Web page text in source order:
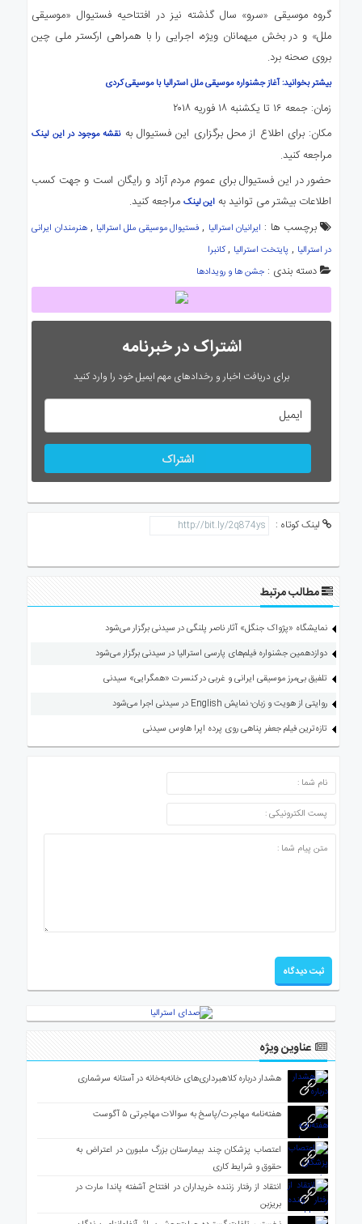
گروه موسیقی «سرو» سال گذشته نیز در افتتاحیه فستیوال «موسیقی
ملل» و در بخش میهمانان ویژه، اجرایی را با همراهی ارکستر ملی چین
بروی صحنه برد.
بیشتر بخوانید: آغاز جشنواره موسیقی ملل استرالیا با موسیقی کردی
زمان: جمعه ۱۶ تا یکشنبه ۱۸ فوریه ۲۰۱۸
مکان: برای اطلاع از محل برگزاری این فستیوال بهنقشه موجود در این لینک
مراجعه کنید.
حضور در این فستیوال برای عموم مردم آزاد و رایگان است و جهت کسب
اطلاعات بیشتر می توانید به این لینکمراجعه کنید.
برچسب ها : ایرانیان استرالیا , فستیوال موسیقی ملل استرالیا ,هنرمندان ایرانی
در استرالیا , پایتخت استرالیا ,کانبرا
دسته بندی : جشن ها و رویدادها
اشتراک در خبرنامه
برای دریافت اخبار و رخدادهای مهم ایمیل خود را وارد کنید
اشتراک
لینک کوتاه :
مطالب مرتبط
نمایشگاه «پژواک‌ جنگل» آثار ناصر پلنگی در سیدنی برگزار می‌شود
دوازدهمین جشنواره فیلم‌های پارسی استرالیا در سیدنی برگزار می‌شود
تلفیق بی‌مرز موسیقی ایرانی و غربی در کنسرت «همگرایی» سیدنی
روایتی از هویت و زبان؛ نمایش English در سیدنی اجرا می‌شود
تازه‌ترین فیلم جعفر پناهی روی پرده اپرا هاوس سیدنی
ارسال دیدگاه
عناوین ویژه
هشدار درباره کلاهبرداری‌های خانه‌به‌خانه در آستانه سرشماری
هفته‌نامه مهاجرت/پاسخ به سوالات مهاجرتی ۵ آگوست
اعتصاب پزشکان چند بیمارستان بزرگ ملبورن در اعتراض به
حقوق و شرایط کاری
انتقاد از رفتار زننده خریداران در افتتاح آشفته پاندا مارت در
بریزبن